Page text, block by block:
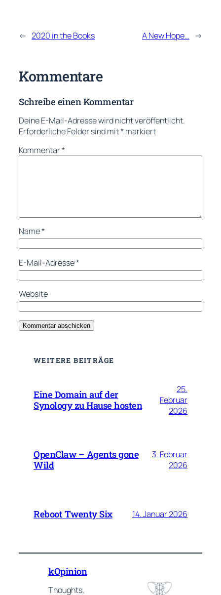
← 2020 in the Books A New Hope… →
Kommentare
Schreibe einen Kommentar
Deine E-Mail-Adresse wird nicht veröffentlicht.
Erforderliche Felder sind mit* markiert
Kommentar*
Name*
E-Mail-Adresse*
Website
WEITERE BEITRÄGE
Eine Domain auf der
Synology zu Hause hosten
25.
Februar
2026
OpenClaw – Agents gone
Wild
3. Februar
2026
Reboot Twenty Six 14. Januar 2026
kOpinion
Thoughts,